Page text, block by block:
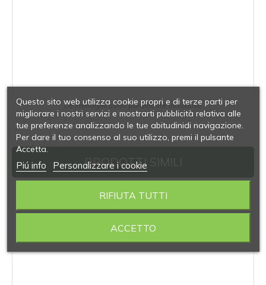
Le immagini sono puramente indicative
PRODOTTI SIMILI
Questo sito web utilizza cookie propri e di terze parti per
migliorare i nostri servizi e mostrarti pubblicità relativa alle
tue preferenze analizzando le tue abitudinidi navigazione.
Per dare il tuo consenso al suo utilizzo, premi il pulsante
Accetta.
Piú info Personalizzare i cookie
RIFIUTA TUTTI
ACCETTO